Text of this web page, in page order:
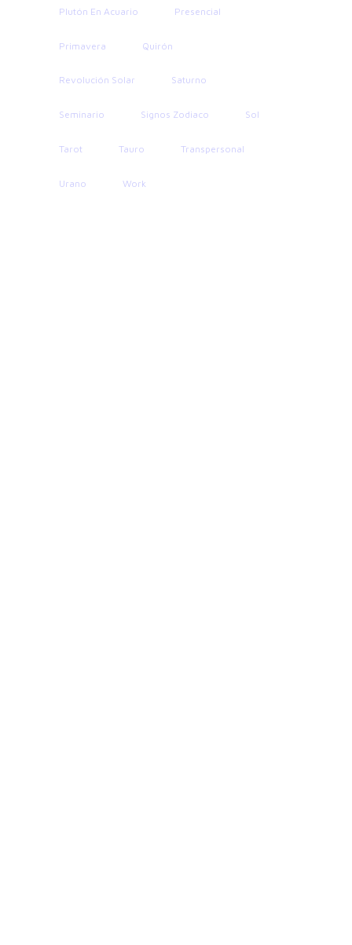
Plutón En Acuario Presencial
Primavera Quirón
Revolución Solar Saturno
Seminario Signos Zodiaco Sol
Tarot Tauro Transpersonal
Urano Work